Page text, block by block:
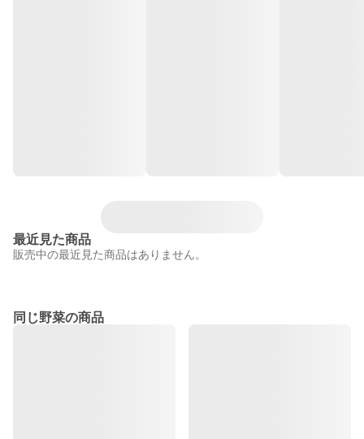
最近見た商品
販売中の最近見た商品はありません。
同じ野菜の商品